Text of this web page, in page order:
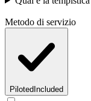
Metodo di servizio
Piloted Included